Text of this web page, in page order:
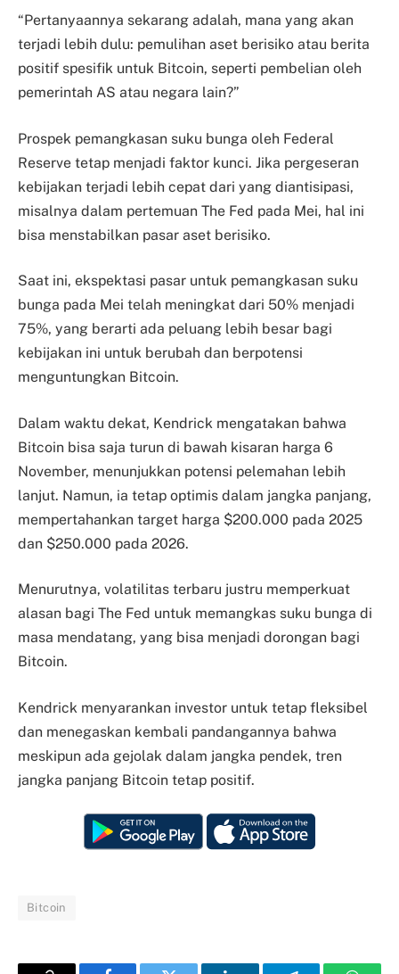
“Pertanyaannya sekarang adalah, mana yang akan
terjadi lebih dulu: pemulihan aset berisiko atau berita
positif spesifik untuk Bitcoin, seperti pembelian oleh
pemerintah AS atau negara lain?”
Prospek pemangkasan suku bunga oleh Federal
Reserve tetap menjadi faktor kunci. Jika pergeseran
kebijakan terjadi lebih cepat dari yang diantisipasi,
misalnya dalam pertemuan The Fed pada Mei, hal ini
bisa menstabilkan pasar aset berisiko.
Saat ini, ekspektasi pasar untuk pemangkasan suku
bunga pada Mei telah meningkat dari 50% menjadi
75%, yang berarti ada peluang lebih besar bagi
kebijakan ini untuk berubah dan berpotensi
menguntungkan Bitcoin.
Dalam waktu dekat, Kendrick mengatakan bahwa
Bitcoin bisa saja turun di bawah kisaran harga 6
November, menunjukkan potensi pelemahan lebih
lanjut. Namun, ia tetap optimis dalam jangka panjang,
mempertahankan target harga $200.000 pada 2025
dan $250.000 pada 2026.
Menurutnya, volatilitas terbaru justru memperkuat
alasan bagi The Fed untuk memangkas suku bunga di
masa mendatang, yang bisa menjadi dorongan bagi
Bitcoin.
Kendrick menyarankan investor untuk tetap fleksibel
dan menegaskan kembali pandangannya bahwa
meskipun ada gejolak dalam jangka pendek, tren
jangka panjang Bitcoin tetap positif.
Bitcoin